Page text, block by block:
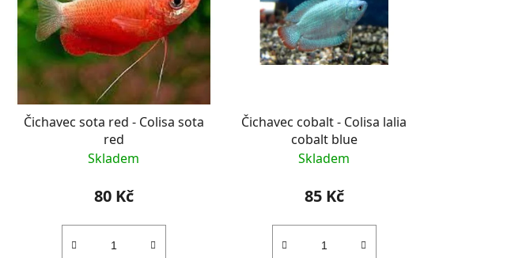
Čichavec sota red - Colisa sota
red
Skladem
80 Kč
Čichavec cobalt - Colisa lalia
cobalt blue
Skladem
85 Kč